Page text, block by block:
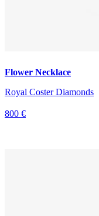
Flower Necklace
Royal Coster Diamonds
800 €